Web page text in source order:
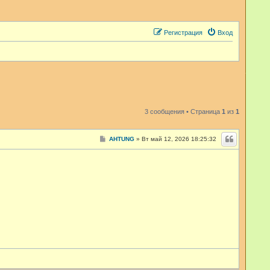
Вход
Регистрация
3 сообщения • Страница 1 из 1
СAHTUNG » Вт май 12, 2026 18:25:32